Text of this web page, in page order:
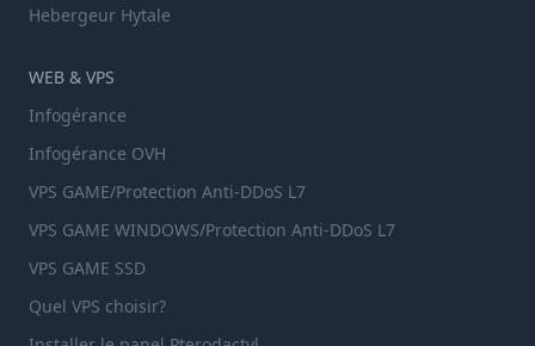
Hebergeur Hytale
WEB & VPS
Infogérance
Infogérance OVH
VPS GAME/Protection Anti-DDoS L7
VPS GAME WINDOWS/Protection Anti-DDoS L7
VPS GAME SSD
Quel VPS choisir?